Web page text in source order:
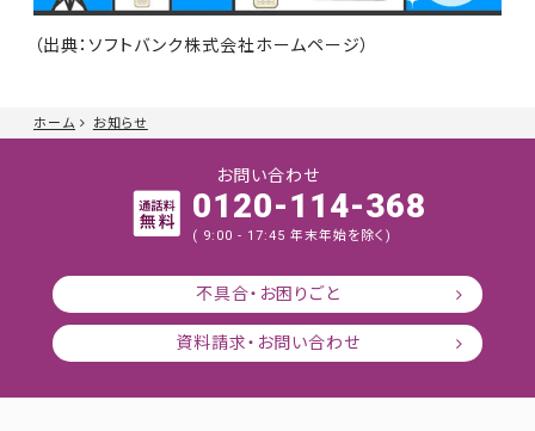
ホーム お知らせ
（出典：ソフトバンク株式会社ホームページ）
お問い合わせ
0120-114-368
( 9:00 - 17:45 年末年始を除く)
不具合・お困りごと
資料請求・お問い合わせ